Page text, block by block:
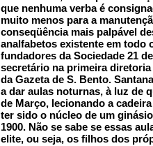
que nenhuma verba é
muito menos para a
conseqüência mais palpável
analfabetos existente em
fundadores da Sociedade 21
secretário na primeira
da Gazeta de S. Bento.
a dar aulas noturnas, à luz de
de Março, lecionando a
ter sido o núcleo de um
1900. Não se sabe se essas
elite, ou seja, os filhos dos